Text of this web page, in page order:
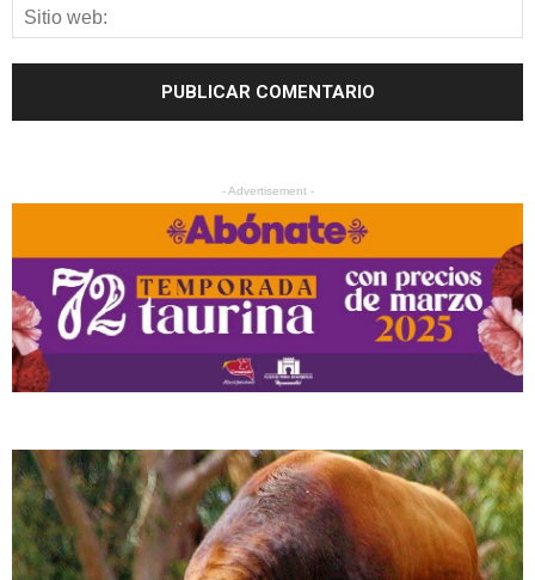
- Advertisement -